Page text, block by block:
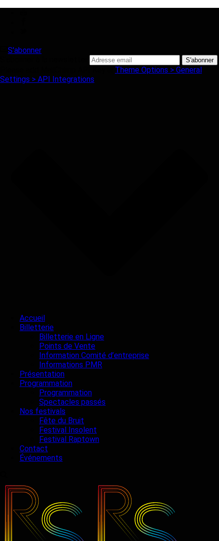
S'abonner
Theme Options > General
Settings > API Integrations
Accueil
Billetterie
Billetterie en Ligne
Points de Vente
Information Comité d’entreprise
Informations PMR
Présentation
Programmation
Programmation
Spectacles passés
Nos festivals
Fête du Bruit
Festival Insolent
Festival Raptown
Contact
Événements